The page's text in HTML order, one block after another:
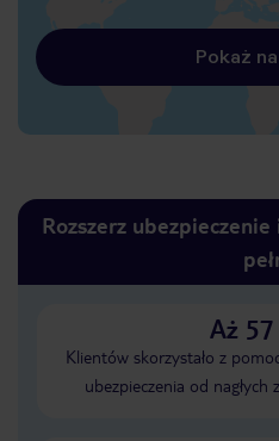
Pokaż
Rozszerz
Aż 57
Klientów skorzystało z
ubezpieczenia od